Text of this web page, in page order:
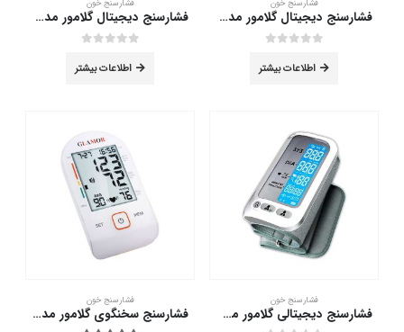
فشارسنج خون
فشارسنج دیجیتال گلامور مدل HL858DG
اطلاعات بیشتر
فشارسنج خون
فشارسنج دیجیتال گلامور مدل TMB-1112 NEW
اطلاعات بیشتر
فشارسنج خون
فشارسنج دیجیتالی گلامور مدل LS808
فشارسنج خون
فشارسنج سخنگوی گلامور مدل PG-800B19